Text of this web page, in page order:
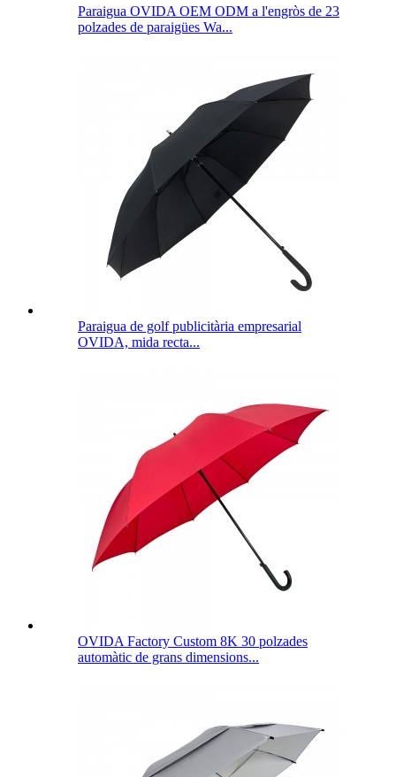
Paraigua OVIDA OEM ODM a l'engròs de 23
polzades de paraigües Wa...
Paraigua de golf publicitària empresarial
OVIDA, mida recta...
OVIDA Factory Custom 8K 30 polzades
automàtic de grans dimensions...